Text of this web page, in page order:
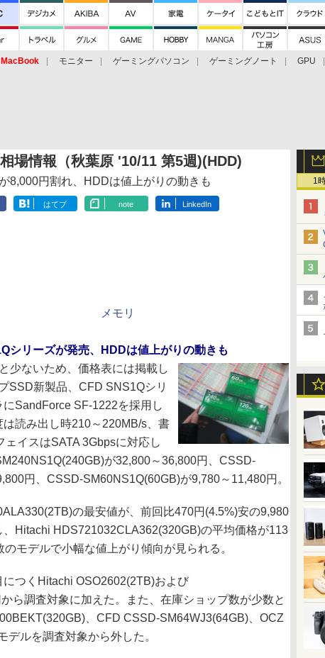
MacBook モニター ゲーミングパソコン ゲーミングノート
GPU
1
場情報（秋葉原 '10/11 第5週)(HDD)
8,000円割れ、HDDは値上がりの動きも
はてブ note LinkedIn
メモリ
リーズが発売、HDDは値上がりの動きも
少ないため、価格表には掲載し
SSD新製品、CFD SNS1Qシリ
SandForce SF-1222を採用し
読み出し時210～220MB/s、書
イスはSATA 3Gbpsに対応し
が32,800～36,800円、CSSD-
円、CSSD-SM60NS1Q(60GB)が9,780～11,480円。
の最安値が、前回比470円(4.5%)安の9,980
Hitachi HDS721032CLA362(320GB)の平均価格が113
モデルで小幅な値上がり傾向が見られる。
つくHitachi OSO2602(2TB)および
ら調査対象に加えた。また、在庫ショップ数が少数と
、CFD CSSD-SM64WJ3(64GB)、OCZ
ルを調査対象から外した。